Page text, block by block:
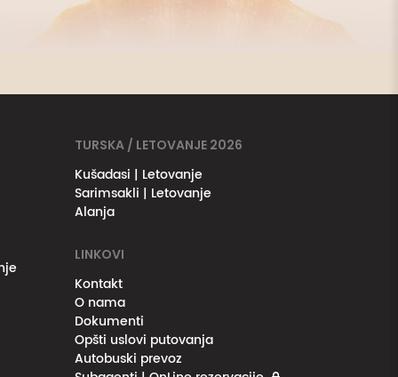
TURSKA / LETOVANJE 2026
Kušadasi | Letovanje
Sarimsakli | Letovanje
Alanja
LINKOVI
Kontakt
O nama
Dokumenti
Opšti uslovi putovanja
Autobuski prevoz